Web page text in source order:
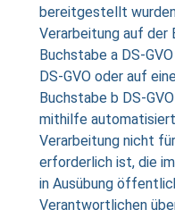
bereitgestellt
Verarbeitung auf der
Buchstabe a DS-
DS-GVO oder auf
Buchstabe b DS-
mithilfe
Verarbeitung nicht
erforderlich ist, die
in Ausübung
Verantwortlichen